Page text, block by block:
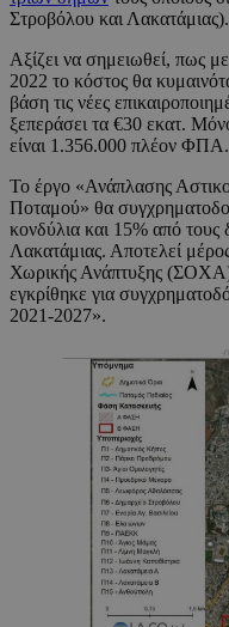
Στροβόλου και Λακατάμιας).
Αξίζει να σημειωθεί, πως
2022 το κόστος θα
βάση τις νέες
ξεπεράσει τα €30 εκατ.
είναι 1.356.000 πλέον ΦΠΑ.
Το έργο «Ανάπλασης
Ποταμού» θα
κονδύλια και 15% από
Λακατάμιας. Αποτελεί
Χωρικής Ανάπτυξης (ΣΟΧΑ)
εγκρίθηκε για
2021-2027».